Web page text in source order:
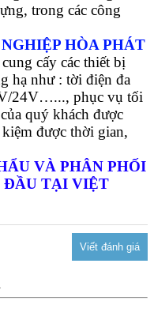
trong các công
HÒA PHÁT
cấy các thiết bị
hạ như : tời điện đa
24V…..., phục vụ tối
quý khách được
được thời gian,
VÀ PHÂN PHỐI
ĐẦU TẠI VIỆT